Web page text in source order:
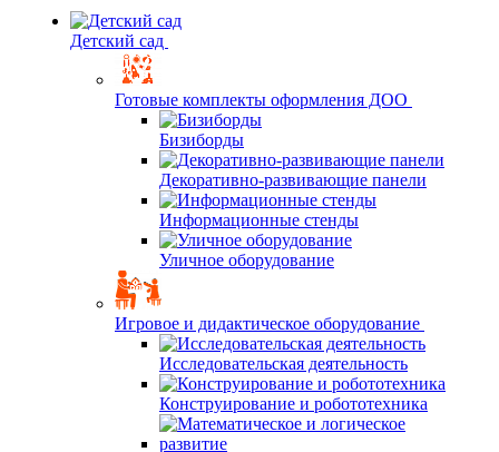
Детский сад
Готовые комплекты оформления ДОО
Бизиборды
Декоративно-развивающие панели
Информационные стенды
Уличное оборудование
Игровое и дидактическое оборудование
Исследовательская деятельность
Конструирование и робототехника